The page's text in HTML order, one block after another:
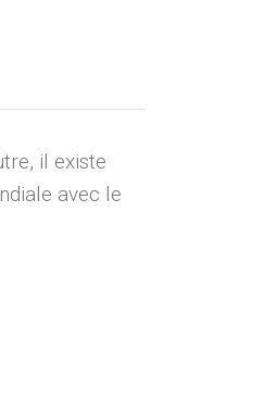
il existe
avec le